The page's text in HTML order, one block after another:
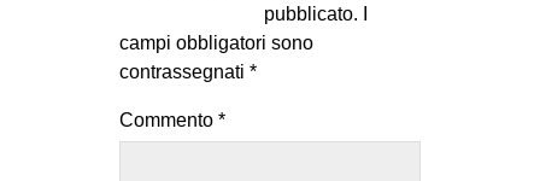
pubblicato.
campi obbligatori sono
contrassegnati *
Commento *